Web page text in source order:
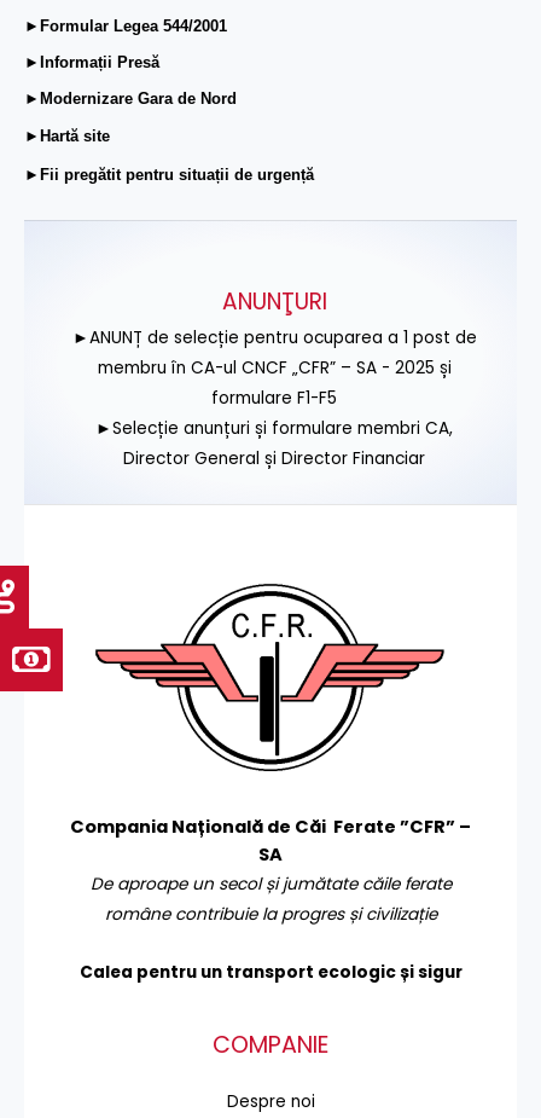
►Formular Legea 544/2001
►Informații Presă
►Modernizare Gara de Nord
►Hartă site
►Fii pregătit pentru situații de urgență
ANUNŢURI
►ANUNȚ de selecție pentru ocuparea a 1 post de
membru în CA-ul CNCF „CFR” – SA - 2025 și
formulare F1-F5
►Selecție anunțuri și formulare membri CA,
Director General și Director Financiar
Compania Națională de Căi Ferate ”CFR” –
SA
De aproape un secol și jumătate căile ferate
române contribuie la progres și civilizație
Calea pentru un transport ecologic și sigur
COMPANIE
Despre noi